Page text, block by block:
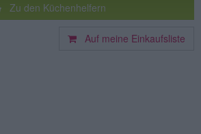
Zu den Küchenhelfern
Auf meine Einkaufsliste